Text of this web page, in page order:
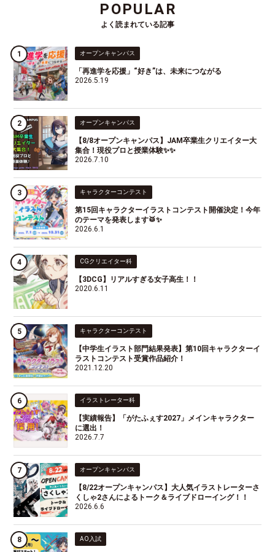
POPULAR
よく読まれている記事
オープンキャンパス
「再進学を応援」“好き”は、未来につながる
2026.5.19
オープンキャンパス
【8/8オープンキャンパス】JAM卒業生クリエイター大
集合！現役プロと授業体験✨✨
2026.7.10
キャラクターコンテスト
第15回キャラクターイラストコンテスト開催決定！今年
のテーマを発表します🥁✨
2026.6.1
CGクリエイター科
【3DCG】リアルすぎる女子高生！！
2020.6.11
キャラクターコンテスト
【中学生イラスト部門結果発表】第10回キャラクターイ
ラストコンテスト受賞作品紹介！
2021.12.20
イラストレーター科
【実績報告】「がたふぇす2027」メインキャラクター
に選出！
2026.7.7
オープンキャンパス
【8/22オープンキャンパス】大人気イラストレーターさ
くしゃ2さんによるトーク＆ライブドローイング！！
2026.6.6
AO入試